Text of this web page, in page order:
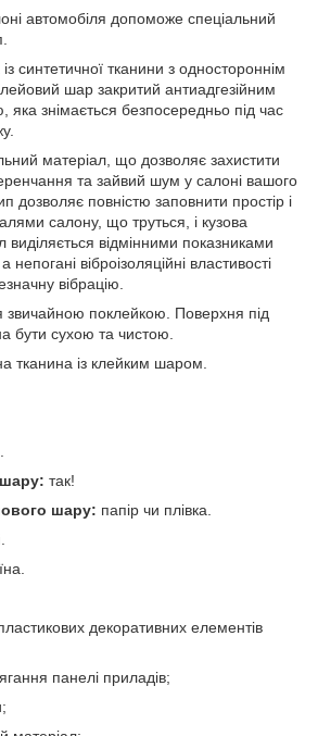
автомобіля допоможе спеціальний
синтетичної тканини з одностороннім
шар закритий антиадгезійним
яка знімається безпосередньо під час
матеріал, що дозволяє захистити
та зайвий шум у салоні вашого
дозволяє повністю заповнити простір і
салону, що труться, і кузова
виділяється відмінними показниками
віброізоляційні властивості
вібрацію.
звичайною поклейкою. Поверхня під
бути сухою та чистою.
тканина із клейким шаром.
шару: так!
шару: папір чи плівка.
декоративних елементів
панелі приладів;